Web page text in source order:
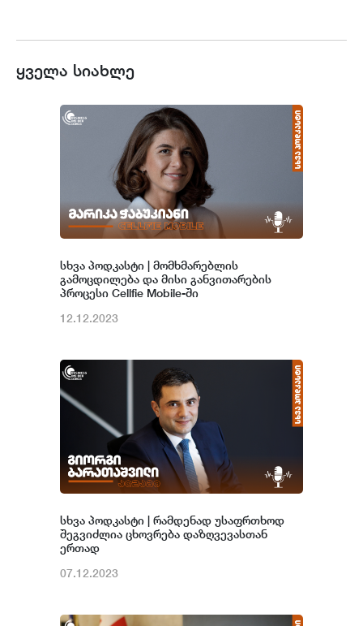
ყველა სიახლე
სხვა პოდკასტი | მომხმარებლის
გამოცდილება და მისი განვითარების
პროცესი Cellfie Mobile-ში
12.12.2023
სხვა პოდკასტი | რამდენად უსაფრთხოდ
შეგვიძლია ცხოვრება დაზღვევასთან
ერთად
07.12.2023